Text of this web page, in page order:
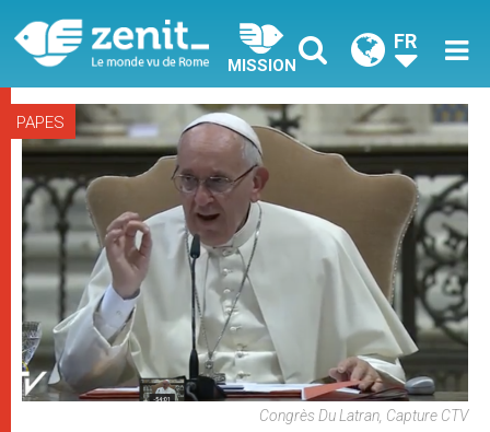
MISSION
FR
PAPES
Congrès Du Latran, Capture CTV